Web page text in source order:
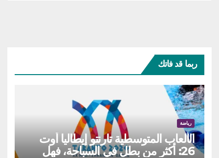
ربما قد فاتك
رياضة
الألعاب المتوسطية تارنتو إيطاليا أوت
26: أكثر من بطل في السباحة، فهل